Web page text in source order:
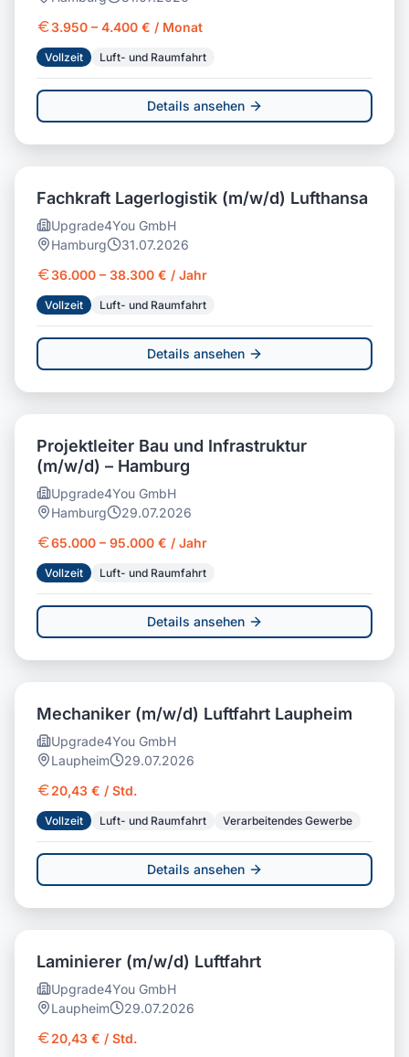
3.950 – 4.400 € / Monat
Vollzeit Luft- und Raumfahrt
Details ansehen
Fachkraft Lagerlogistik (m/w/d) Lufthansa
Upgrade4You GmbH
Hamburg
31.07.2026
36.000 – 38.300 € / Jahr
Vollzeit Luft- und Raumfahrt
Details ansehen
Projektleiter Bau und Infrastruktur
(m/w/d) – Hamburg
Upgrade4You GmbH
Hamburg
29.07.2026
65.000 – 95.000 € / Jahr
Vollzeit Luft- und Raumfahrt
Details ansehen
Mechaniker (m/w/d) Luftfahrt Laupheim
Upgrade4You GmbH
Laupheim
29.07.2026
20,43 € / Std.
Vollzeit Luft- und Raumfahrt Verarbeitendes Gewerbe
Details ansehen
Laminierer (m/w/d) Luftfahrt
Upgrade4You GmbH
Laupheim
29.07.2026
20,43 € / Std.